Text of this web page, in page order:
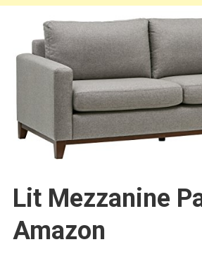
Lit Mezzanine
Amazon